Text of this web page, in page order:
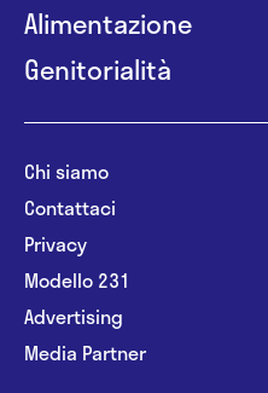
Alimentazione
Genitorialità
Chi siamo
Contattaci
Privacy
Modello 231
Advertising
Media Partner